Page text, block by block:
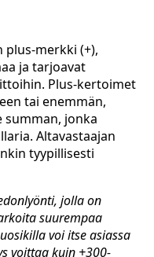
merkki (+),
ja tarjoavat
Plus-kertoimet
tai enemmän,
summan, jonka
Altavastaajan
tyypillisesti
jolla on
suurempaa
voi itse asiassa
voittaa kuin +300-